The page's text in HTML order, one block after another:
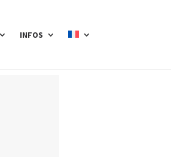
INFOS